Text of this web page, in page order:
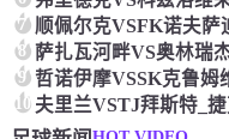
7 顺佩尔克VSFK诺夫萨
8 萨扎瓦河畔VS奥林瑞
9 哲诺伊摩VSSK克鲁姆
10 夫里兰VSTJ拜斯特_捷